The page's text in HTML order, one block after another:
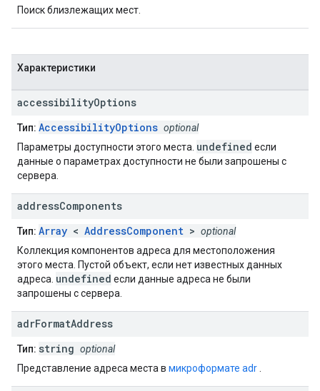
Поиск близлежащих мест.
Характеристики
accessibilityOptions
Тип: AccessibilityOptions optional
Параметры доступности этого места. undefined если
данные о параметрах доступности не были запрошены с
сервера.
addressComponents
Тип: Array < AddressComponent > optional
Коллекция компонентов адреса для местоположения
этого места. Пустой объект, если нет известных данных
адреса. undefined если данные адреса не были
запрошены с сервера.
adrFormatAddress
Тип: string optional
Представление адреса места в микроформате adr